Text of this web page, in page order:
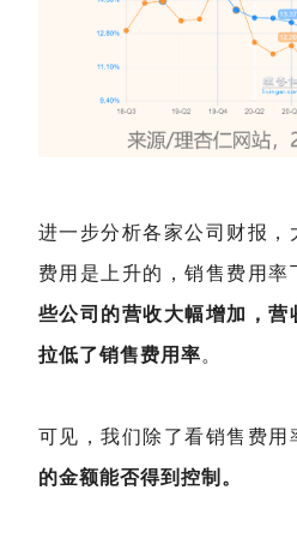
进一步分析各家公司财报，
费用是上升的，销售费用
些公司的营收大幅增加，营
拉低了销售费用率。
可见，我们除了看销售费用
的金额能否得到控制。